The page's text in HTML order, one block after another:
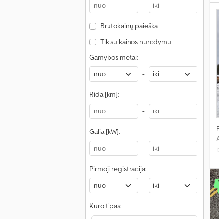
-
Brutokainų paieška
Tik su kainos nurodymu
Gamybos metai:
-
Rida [km]:
-
Galia [kW]:
-
Pirmoji registracija:
-
Kuro tipas: